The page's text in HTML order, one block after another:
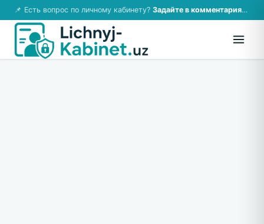
📌 Есть вопрос по личному кабинету? Задайте в комментариях — ответим!